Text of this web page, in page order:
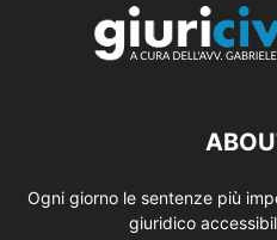
Ogni giorno le sentenze più
giuridico